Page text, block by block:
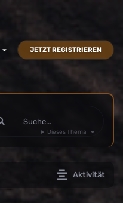
JETZT REGISTRIEREN
Dieses Thema
Aktivität